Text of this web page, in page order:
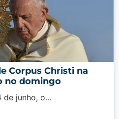
Corpus Christi na
no domingo
junho, o...